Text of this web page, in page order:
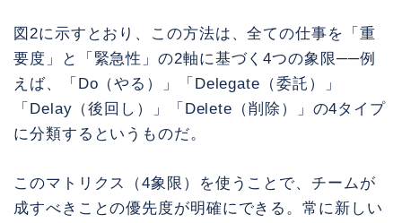
図2に示すとおり、この方法は、全ての仕事を「重
要度」と「緊急性」の2軸に基づく4つの象限──例
えば、「Do（やる）」「Delegate（委託）」
「Delay（後回し）」「Delete（削除）」の4タイプ
に分類するというものだ。
このマトリクス（4象限）を使うことで、チームが
成すべきことの優先度が明確にできる。常に新しい